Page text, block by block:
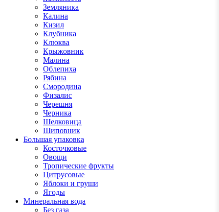
Земляника
Калина
Кизил
Клубника
Клюква
Крыжовник
Малина
Облепиха
Рябина
Смородина
Физалис
Черешня
Черника
Шелковица
Шиповник
Большая упаковка
Косточковые
Овощи
Тропические фрукты
Цитрусовые
Яблоки и груши
Ягоды
Минеральная вода
Без газа